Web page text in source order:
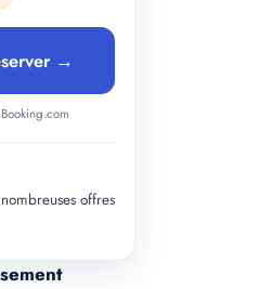
→
offres